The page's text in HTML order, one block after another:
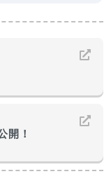
開！